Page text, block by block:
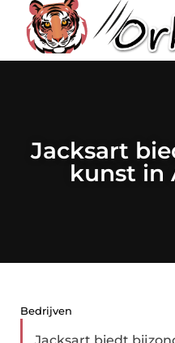
Jacksart
kunst in
Bedrijven